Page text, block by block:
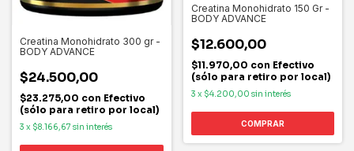
Creatina Monohidrato 300 gr -
BODY ADVANCE
$24.500,00
$23.275,00 con Efectivo
(sólo para retiro por local)
3 x $8.166,67 sin interés
Creatina Monohidrato 150 Gr -
BODY ADVANCE
$12.600,00
$11.970,00 con Efectivo
(sólo para retiro por local)
3 x $4.200,00 sin interés